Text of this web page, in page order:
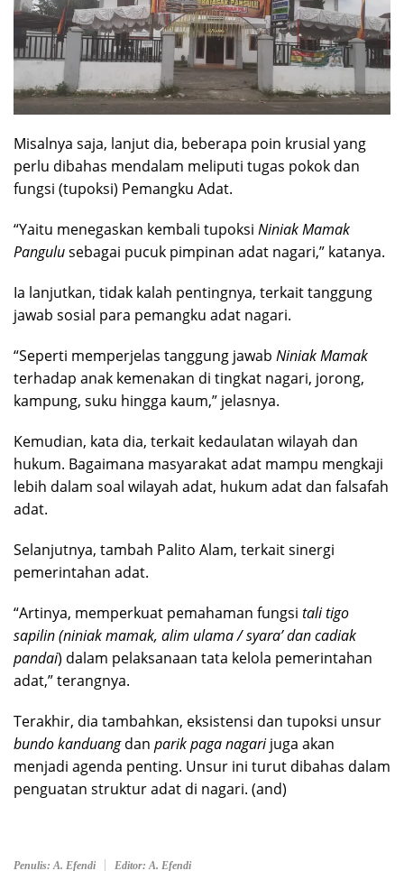
Misalnya saja, lanjut dia, beberapa poin krusial yang
perlu dibahas mendalam meliputi tugas pokok dan
fungsi (tupoksi) Pemangku Adat.
“Yaitu menegaskan kembali tupoksi Niniak Mamak
Pangulusebagai pucuk pimpinan adat nagari,” katanya.
Ia lanjutkan, tidak kalah pentingnya, terkait tanggung
jawab sosial para pemangku adat nagari.
“Seperti memperjelas tanggung jawab Niniak Mamak
terhadap anak kemenakan di tingkat nagari, jorong,
kampung, suku hingga kaum,” jelasnya.
Kemudian, kata dia, terkait kedaulatan wilayah dan
hukum. Bagaimana masyarakat adat mampu mengkaji
lebih dalam soal wilayah adat, hukum adat dan falsafah
adat.
Selanjutnya, tambah Palito Alam, terkait sinergi
pemerintahan adat.
“Artinya, memperkuat pemahaman fungsi tali tigo
sapilin (niniak mamak, alim ulama / syara’ dan cadiak
pandai) dalam pelaksanaan tata kelola pemerintahan
adat,” terangnya.
Terakhir, dia tambahkan, eksistensi dan tupoksi unsur
bundo kanduangdan parik paga nagarijuga akan
menjadi agenda penting. Unsur ini turut dibahas dalam
penguatan struktur adat di nagari. (and)
Penulis: A. Efendi Editor: A. Efendi